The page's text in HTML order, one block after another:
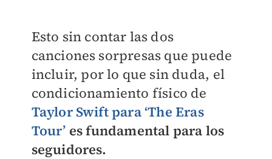
Esto sin contar las dos
canciones sorpresas que puede
incluir, por lo que sin duda, el
condicionamiento físico de
Taylor Swift para ‘The Eras
Tour’ es fundamental para los
seguidores.